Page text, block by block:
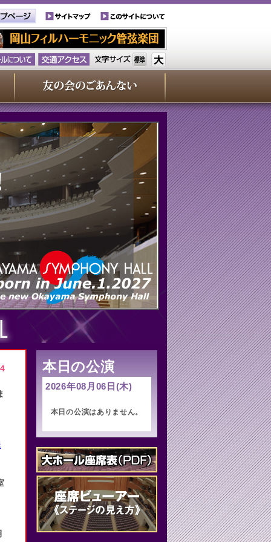
本日の公演
2026年08月06日(木)
本日の公演はありません。